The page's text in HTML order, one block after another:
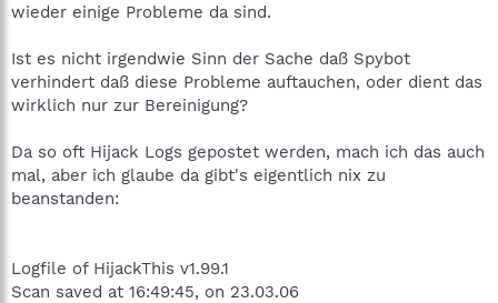
wieder einige Probleme da sind.
Ist es nicht irgendwie Sinn der Sache daß Spybot
verhindert daß diese Probleme auftauchen, oder dient das
wirklich nur zur Bereinigung?
Da so oft Hijack Logs gepostet werden, mach ich das auch
mal, aber ich glaube da gibt's eigentlich nix zu
beanstanden:
Logfile of HijackThis v1.99.1
Scan saved at 16:49:45, on 23.03.06